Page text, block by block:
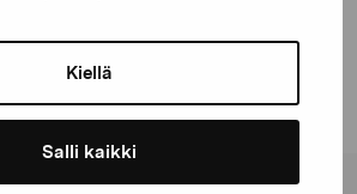
Kiellä
Salli kaikki